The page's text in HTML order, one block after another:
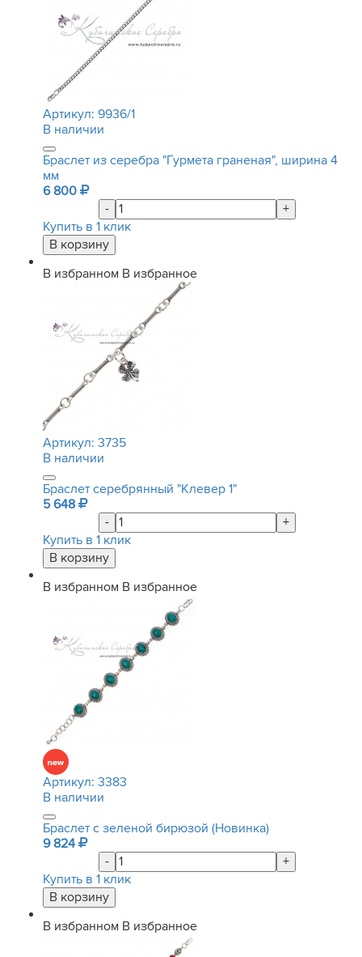
Артикул: 9936/1
В наличии
Браслет из серебра "Гурмета граненая", ширина 4
мм
6 800
-
+
Купить в 1 клик
В избранном В избранное
Артикул: 3735
В наличии
Браслет серебрянный "Клевер 1"
5 648
-
+
Купить в 1 клик
В избранном В избранное
Артикул: 3383
В наличии
Браслет с зеленой бирюзой (Новинка)
9 824
-
+
Купить в 1 клик
В избранном В избранное